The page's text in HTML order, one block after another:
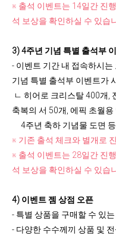
※ 출석 이벤트는 14일간 진
석 보상을 확인하실 수 있습
3) 4주년 기념 특별 출석부
- 이벤트 기간 내 접속하시
기념 특별 출석부 이벤트가
ㄴ 히어로 크리스탈 400개,
축복의 서 50개, 에픽 초월용
4주년 축하 기념물 도면
※ 기존 출석 체크와 별개로
※ 출석 이벤트는 28일간 진
석 보상을 확인하실 수 있습
4) 이벤트 젬 상점 오픈
- 특별 상품을 구매할 수 있
- 다양한 수수께끼 상품 및